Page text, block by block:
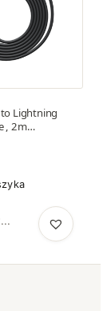
to Lightning
, 2m…